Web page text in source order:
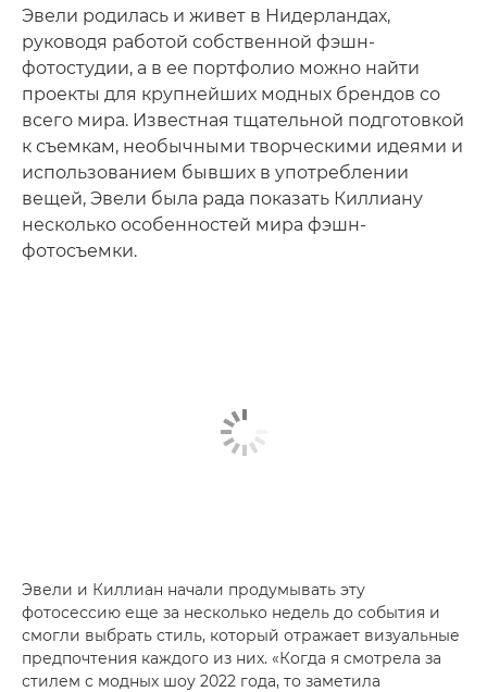
Эвели родилась и живет в Нидерландах,
руководя работой собственной фэшн-
фотостудии, а в ее портфолио можно найти
проекты для крупнейших модных брендов со
всего мира. Известная тщательной подготовкой
к съемкам, необычными творческими идеями и
использованием бывших в употреблении
вещей, Эвели была рада показать Киллиану
несколько особенностей мира фэшн-
фотосъемки.
Эвели и Киллиан начали продумывать эту
фотосессию еще за несколько недель до события и
смогли выбрать стиль, который отражает визуальные
предпочтения каждого из них. «Когда я смотрела за
стилем с модных шоу 2022 года, то заметила